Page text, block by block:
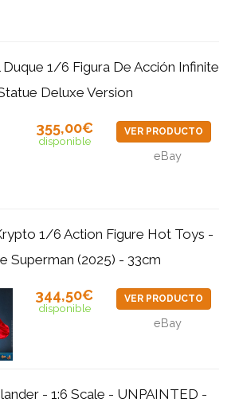
Duque 1/6 Figura De Acción Infinite
Deluxe Version
355,00€
disponible
VER PRODUCTO
eBay
1/6 Action Figure Hot Toys -
Superman (2025) - 33cm
344,50€
disponible
VER PRODUCTO
eBay
- 1:6 Scale - UNPAINTED -